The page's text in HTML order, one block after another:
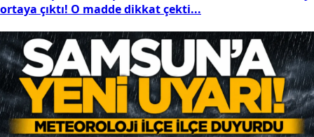
ortaya çıktı! O madde dikkat çekti...